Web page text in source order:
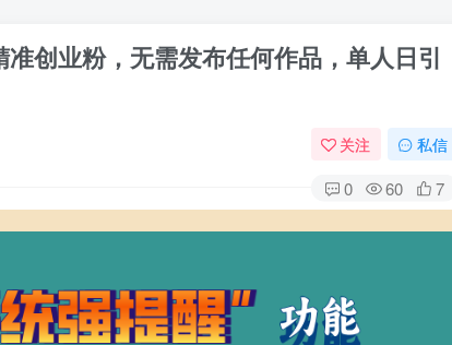
创业粉，无需发布任何作品，单人日引
关注 私信
0 60 7